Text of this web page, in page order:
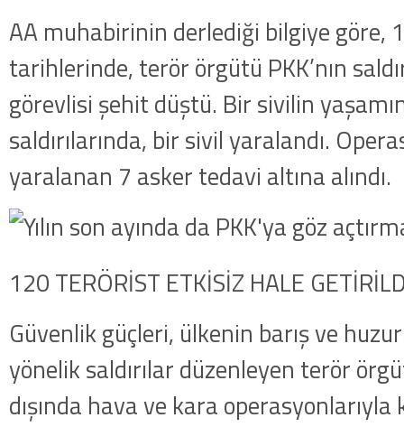
AA muhabirinin derlediği bilgiye göre,
tarihlerinde, terör örgütü PKK’nın
görevlisi şehit düştü. Bir sivilin
saldırılarında, bir sivil yaralandı.
yaralanan 7 asker tedavi altına alındı.
120 TERÖRİST ETKİSİZ HALE
Güvenlik güçleri, ülkenin barış ve
yönelik saldırılar düzenleyen terör
dışında hava ve kara operasyonlarıyla